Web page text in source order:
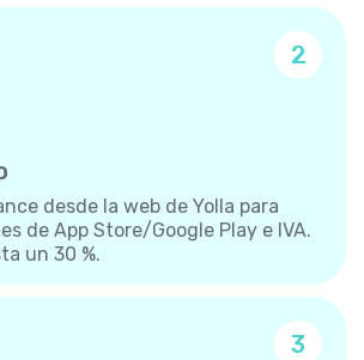
2
desde la web de Yolla para
de App Store/Google Play e IVA.
un 30 %.
3